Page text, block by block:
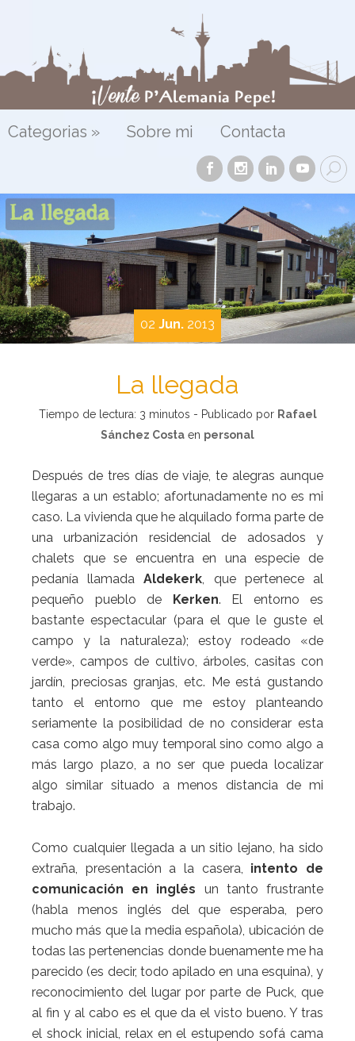
Categorias » Sobre mi Contacta
02 Jun. 2013
La llegada
Tiempo de lectura: 3 minutos - Publicado por Rafael
Sánchez Costa en personal
Después de tres días de viaje, te alegras aunque
llegaras a un establo; afortunadamente no es mi
caso. La vivienda que he alquilado forma parte de
una urbanización residencial de adosados y
chalets que se encuentra en una especie de
pedanía llamadaAldekerk, que pertenece al
pequeño pueblo de
Kerken. El entorno es
bastante espectacular (para el que le guste el
campo y la naturaleza); estoy rodeado «de
verde», campos de cultivo, árboles, casitas con
jardín, preciosas granjas, etc. Me está gustando
tanto el entorno que me estoy planteando
seriamente la posibilidad de no considerar esta
casa como algo muy temporal sino como algo a
más largo plazo, a no ser que pueda localizar
algo similar situado a menos distancia de mi
trabajo.
Como cualquier llegada a un sitio lejano, ha sido
extraña, presentación a la casera, intento de
comunicación en inglés un tanto frustrante
(habla menos inglés del que esperaba, pero
mucho más que la media española), ubicación de
todas las pertenencias donde buenamente me ha
parecido (es decir, todo apilado en una esquina), y
reconocimiento del lugar por parte de Puck, que
al fin y al cabo es el que da el visto bueno. Y tras
el shock inicial, relax en el estupendo sofá cama